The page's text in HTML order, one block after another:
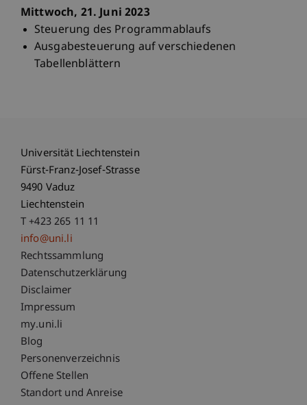
Mittwoch, 21. Juni 2023
Steuerung des Programmablaufs
Ausgabesteuerung auf verschiedenen
Tabellenblättern
Universität Liechtenstein
Fürst-Franz-Josef-Strasse
9490 Vaduz
Liechtenstein
T +423 265 11 11
info@uni.li
Fußzeile Rechtliche Hinweise
Rechtssammlung
Datenschutzerklärung
Disclaimer
Impressum
Fußzeile Subdomain-Verzeichnis
my.uni.li
Blog
Personenverzeichnis
Offene Stellen
Standort und Anreise